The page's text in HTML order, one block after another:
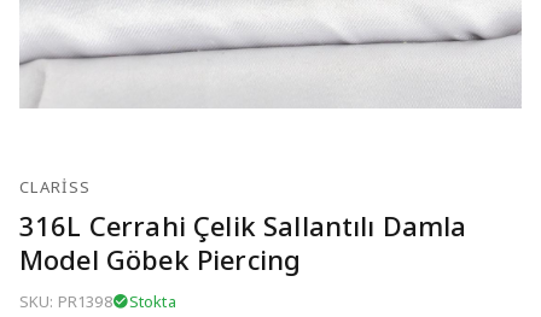
CLARISS
316L Cerrahi Çelik Sallantılı Damla
Model Göbek Piercing
SKU: PR1398 Stokta